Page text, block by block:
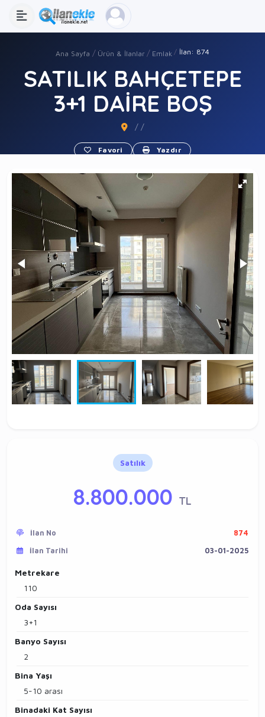
Ana Sayfa Ürün & İlanlar Emlak İlan: 874
SATILIK BAHÇETEPE
3+1 DAİRE BOŞ
/ /
Favori Yazdır
Satılık
8.800.000 TL
İlan No
874
İlan Tarihi
03-01-2025
Metrekare
110
Oda Sayısı
3+1
Banyo Sayısı
2
Bina Yaşı
5-10 arası
Binadaki Kat Sayısı